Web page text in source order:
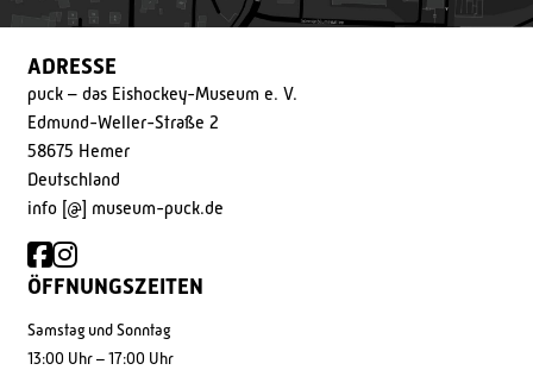
ADRESSE
puck – das Eishockey-Museum e. V.
Edmund-Weller-Straße 2
58675 Hemer
Deutschland
info [@] museum-puck.de
ÖFFNUNGSZEITEN
Samstag und Sonntag
13:00 Uhr – 17:00 Uhr